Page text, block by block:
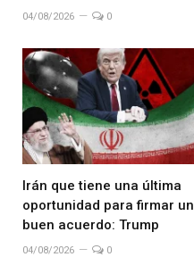
04/08/2026 0
Irán que tiene una última
oportunidad para firmar un
buen acuerdo: Trump
04/08/2026 0